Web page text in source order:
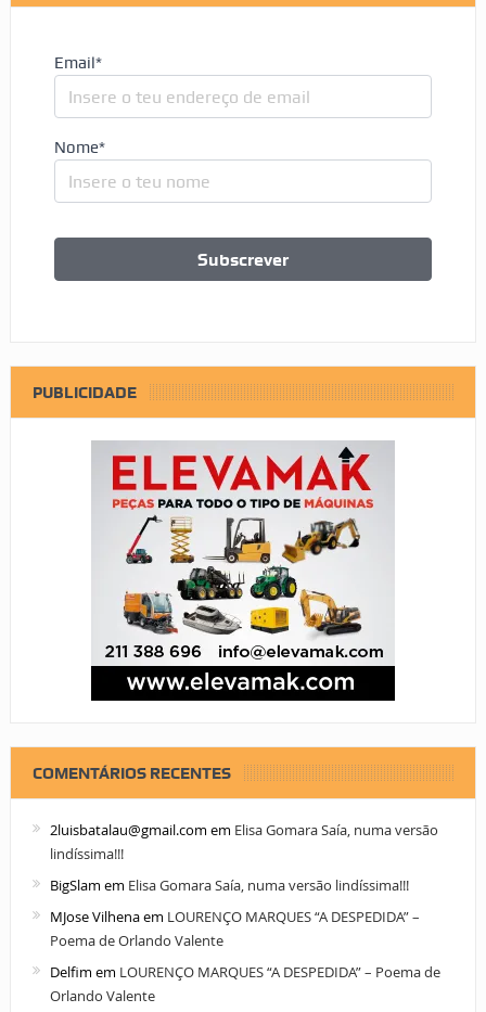
Email*
Nome*
PUBLICIDADE
COMENTÁRIOS RECENTES
2luisbatalau@gmail.com em Elisa Gomara Saía, numa versão
lindíssima!!!
BigSlam em Elisa Gomara Saía, numa versão lindíssima!!!
MJose Vilhenaem LOURENÇO MARQUES “A DESPEDIDA” –
Poema de Orlando Valente
Delfim em LOURENÇO MARQUES “A DESPEDIDA” – Poema de
Orlando Valente